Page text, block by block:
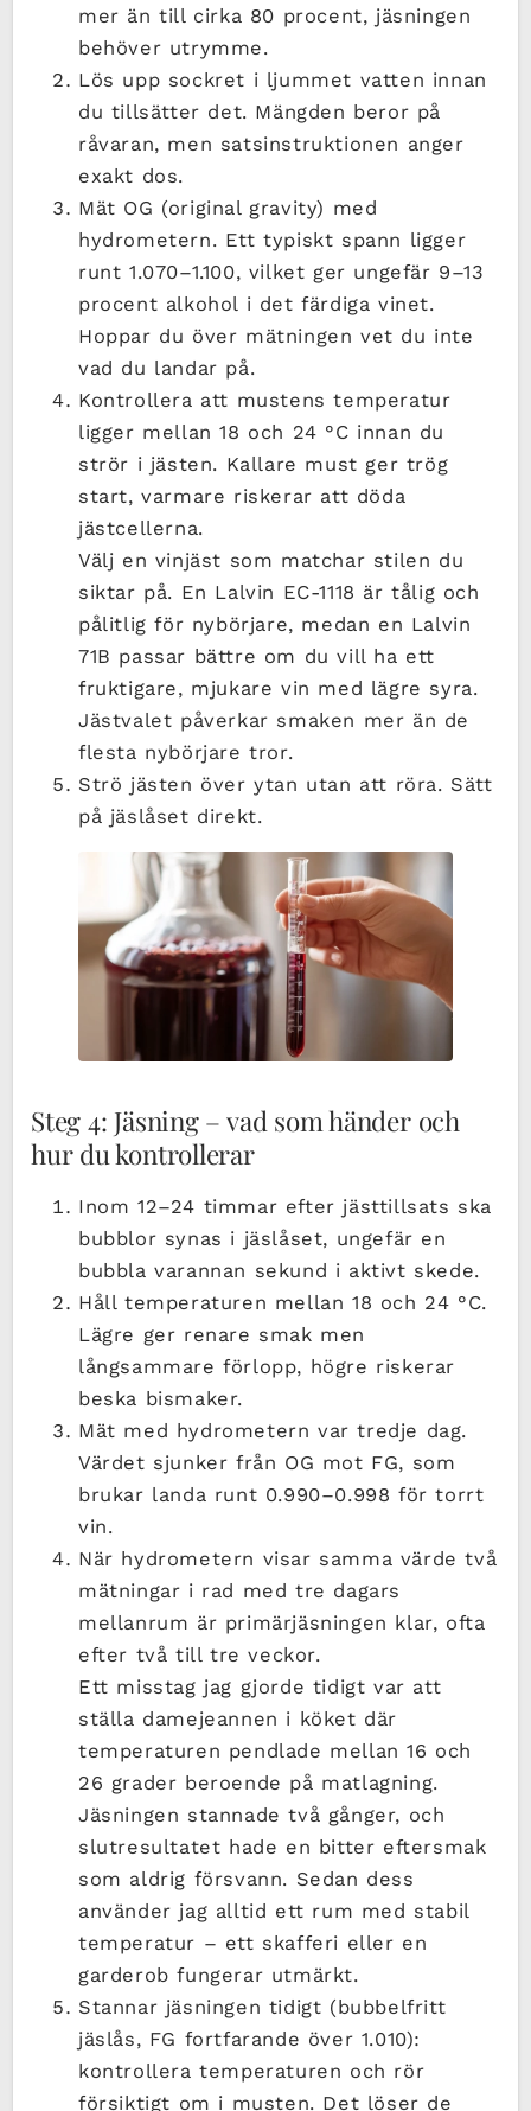
mer än till cirka 80 procent, jäsningen
behöver utrymme.
Lös upp sockret i ljummet vatten innan
du tillsätter det. Mängden beror på
råvaran, men satsinstruktionen anger
exakt dos.
Mät OG (original gravity) med
hydrometern. Ett typiskt spann ligger
runt 1.070–1.100, vilket ger ungefär 9–13
procent alkohol i det färdiga vinet.
Hoppar du över mätningen vet du inte
vad du landar på.
Kontrollera att mustens temperatur
ligger mellan 18 och 24 °C innan du
strör i jästen. Kallare must ger trög
start, varmare riskerar att döda
jästcellerna.
Välj en vinjäst som matchar stilen du
siktar på. En Lalvin EC-1118 är tålig och
pålitlig för nybörjare, medan en Lalvin
71B passar bättre om du vill ha ett
fruktigare, mjukare vin med lägre syra.
Jästvalet påverkar smaken mer än de
flesta nybörjare tror.
Strö jästen över ytan utan att röra. Sätt
på jäslåset direkt.
Steg 4: Jäsning – vad som händer och
hur du kontrollerar
Inom 12–24 timmar efter jästtillsats ska
bubblor synas i jäslåset, ungefär en
bubbla varannan sekund i aktivt skede.
Håll temperaturen mellan 18 och 24 °C.
Lägre ger renare smak men
långsammare förlopp, högre riskerar
beska bismaker.
Mät med hydrometern var tredje dag.
Värdet sjunker från OG mot FG, som
brukar landa runt 0.990–0.998 för torrt
vin.
När hydrometern visar samma värde två
mätningar i rad med tre dagars
mellanrum är primärjäsningen klar, ofta
efter två till tre veckor.
Ett misstag jag gjorde tidigt var att
ställa damejeannen i köket där
temperaturen pendlade mellan 16 och
26 grader beroende på matlagning.
Jäsningen stannade två gånger, och
slutresultatet hade en bitter eftersmak
som aldrig försvann. Sedan dess
använder jag alltid ett rum med stabil
temperatur – ett skafferi eller en
garderob fungerar utmärkt.
Stannar jäsningen tidigt (bubbelfritt
jäslås, FG fortfarande över 1.010):
kontrollera temperaturen och rör
försiktigt om i musten. Det löser de